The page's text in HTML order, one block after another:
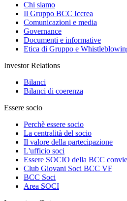
Chi siamo
Il Gruppo BCC Iccrea
Comunicazioni e media
Governance
Documenti e informative
Etica di Gruppo e
Investor Relations
Bilanci
Bilanci di coerenza
Essere socio
Perchè essere socio
La centralità del socio
Il valore della partecipazione
L'ufficio soci
Essere SOCIO della BCC
Club Giovani Soci BCC VF
BCC Soci
Area SOCI